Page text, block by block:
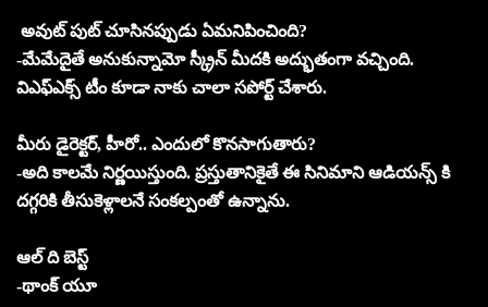
అవుట్ పుట్ చూసినప్పుడు ఏమనిపించింది?
-మేమేదైతే అనుకున్నామో స్క్రీన్ మీదకి అద్భుతంగా వచ్చింది.
విఎఫ్ఎక్స్ టీం కూడా నాకు చాలా సపోర్ట్ చేశారు.
మీరు డైరెక్టర్, హీరో.. ఎందులో కొనసాగుతారు?
-అది కాలమే నిర్ణయిస్తుంది. ప్రస్తుతానికైతే ఈ సినిమాని ఆడియన్స్ కి
దగ్గరికి తీసుకెళ్లాలనే సంకల్పంతో ఉన్నాను.
ఆల్ ది బెస్ట్
-థాంక్ యూ